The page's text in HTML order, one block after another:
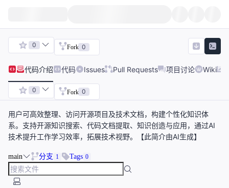
0 Fork 0
代码介绍 代码 Issues Pull Requests 项目讨论 Wiki
0 Fork 0
用户可高效整理、访问开源项目及技术文档，构建个性化知识体
系。支持开源知识搜索、代码文档提取、知识创造与应用，通过AI
技术提升工作学习效率，拓展技术视野。【此简介由AI生成】
main 分支 1 Tags 0